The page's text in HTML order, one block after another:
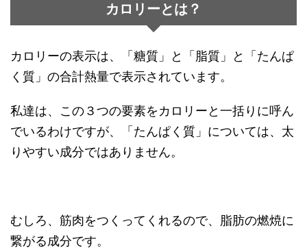
カロリーとは？
カロリーの表示は、「糖質」と「脂質」と「たんぱ
く質」の合計熱量で表示されています。
私達は、この３つの要素をカロリーと一括りに呼ん
でいるわけですが、「たんぱく質」については、太
りやすい成分ではありません。
むしろ、筋肉をつくってくれるので、脂肪の燃焼に
繋がる成分です。